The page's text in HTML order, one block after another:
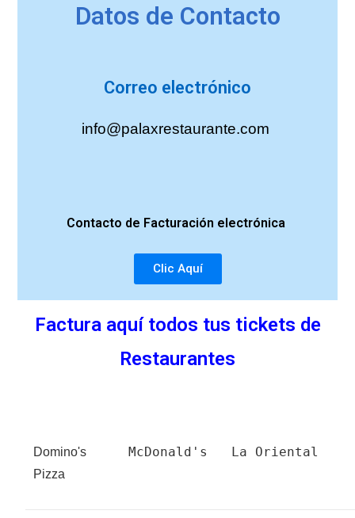
Datos de Contacto
Correo electrónico
info@palaxrestaurante.com
Contacto de Facturación electrónica
Clic Aquí
Factura aquí todos tus tickets de
Restaurantes
Domino's
Pizza
McDonald's La Oriental